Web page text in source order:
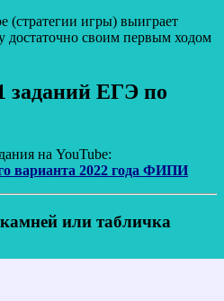
(стратегии игры) выиграет
достаточно своим первым ходом
заданий ЕГЭ по
на YouTube:
варианта 2022 года ФИПИ
или табличка